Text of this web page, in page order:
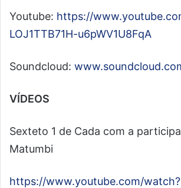
Youtube: https://
LOJ1TTB71H-u6pWV1U8FqA
Soundcloud:
VÍDEOS
Sexteto 1 de Cada com a
Matumbi
https://www.youtube.com/watch?